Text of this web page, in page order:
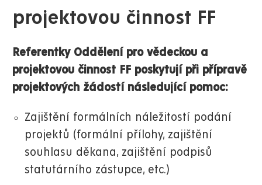
projektovou činnost FF
Referentky Oddělení pro vědeckou a
projektovou činnost FF poskytují při přípravě
projektových žádostí následující pomoc:
Zajištění formálních náležitostí podání
projektů (formální přílohy, zajištění
souhlasu děkana, zajištění podpisů
statutárního zástupce, etc.)